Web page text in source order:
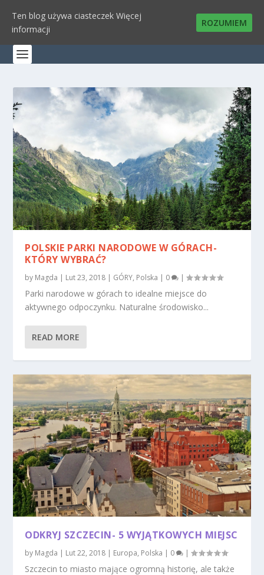
POLSKIE PARKI NARODOWE W GÓRACH-
KTÓRY WYBRAĆ?
by Magda | Lut 23, 2018 | GÓRY, Polska | 0 |
Parki narodowe w górach to idealne miejsce do
aktywnego odpoczynku. Naturalne środowisko...
READ MORE
ODKRYJ SZCZECIN- 5 WYJĄTKOWYCH MIEJSC
by Magda | Lut 22, 2018 | Europa, Polska | 0 |
Szczecin to miasto mające ogromną historię, ale także
Ten blog używa ciasteczek Więcej
informacji
ROZUMIEM